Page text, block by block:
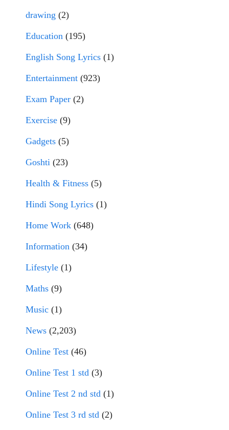
drawing (2)
Education (195)
English Song Lyrics (1)
Entertainment (923)
Exam Paper (2)
Exercise (9)
Gadgets (5)
Goshti (23)
Health & Fitness (5)
Hindi Song Lyrics (1)
Home Work (648)
Information (34)
Lifestyle (1)
Maths (9)
Music (1)
News (2,203)
Online Test (46)
Online Test 1 std (3)
Online Test 2 nd std (1)
Online Test 3 rd std (2)